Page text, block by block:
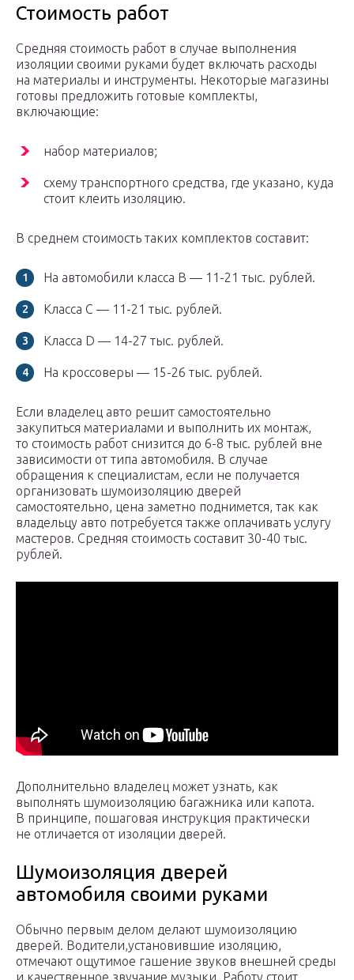
Стоимость работ
Средняя стоимость работ в случае выполнения
изоляции своими руками будет включать расходы
на материалы и инструменты. Некоторые магазины
готовы предложить готовые комплекты,
включающие:
набор материалов;
схему транспортного средства, где указано, куда
стоит клеить изоляцию.
В среднем стоимость таких комплектов составит:
На автомобили класса В — 11-21 тыс. рублей.
Класса С — 11-21 тыс. рублей.
Класса D — 14-27 тыс. рублей.
На кроссоверы — 15-26 тыс. рублей.
Если владелец авто решит самостоятельно
закупиться материалами и выполнить их монтаж,
то стоимость работ снизится до 6-8 тыс. рублей вне
зависимости от типа автомобиля. В случае
обращения к специалистам, если не получается
организовать шумоизоляцию дверей
самостоятельно, цена заметно поднимется, так как
владельцу авто потребуется также оплачивать услугу
мастеров. Средняя стоимость составит 30-40 тыс.
рублей.
Дополнительно владелец может узнать, как
выполнять шумоизоляцию багажника или капота.
В принципе, пошаговая инструкция практически
не отличается от изоляции дверей.
Шумоизоляция дверей
автомобиля своими руками
Обычно первым делом делают шумоизоляцию
дверей. Водители,установившие изоляцию,
отмечают ощутимое гашение звуков внешней среды
и качественное звучание музыки. Работу стоит